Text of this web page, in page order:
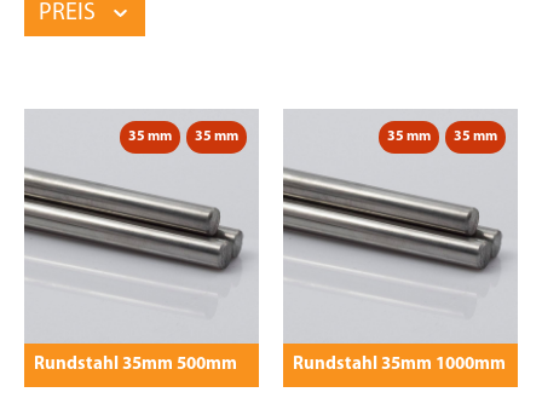
PREIS
35 mm 35 mm
Rundstahl 35mm 500mm
35 mm 35 mm
Rundstahl 35mm 1000mm